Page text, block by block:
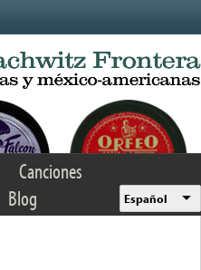
Canciones
Blog Español